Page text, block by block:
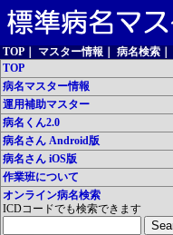
TOP マスター情報 病名検索
TOP
病名マスター情報
運用補助マスター
病名くん2.0
病名さん Android版
病名さん iOS版
作業班について
オンライン病名検索
ICDコードでも検索できます